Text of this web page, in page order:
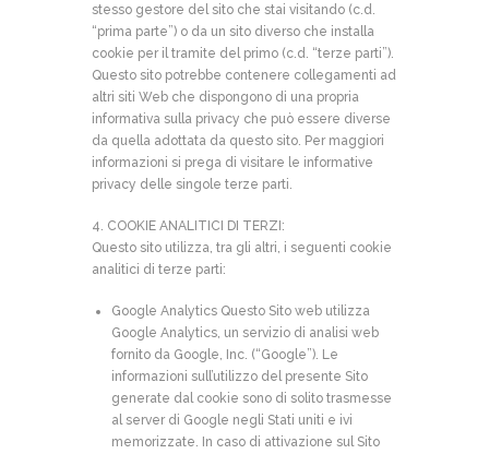
stesso gestore del sito che stai visitando (c.d.
“prima parte”) o da un sito diverso che installa
cookie per il tramite del primo (c.d. “terze parti”).
Questo sito potrebbe contenere collegamenti ad
altri siti Web che dispongono di una propria
informativa sulla privacy che può essere diverse
da quella adottata da questo sito. Per maggiori
informazioni si prega di visitare le informative
privacy delle singole terze parti.
4. COOKIE ANALITICI DI TERZI:
Questo sito utilizza, tra gli altri, i seguenti cookie
analitici di terze parti:
Google Analytics Questo Sito web utilizza
Google Analytics, un servizio di analisi web
fornito da Google, Inc. (“Google”). Le
informazioni sull’utilizzo del presente Sito
generate dal cookie sono di solito trasmesse
al server di Google negli Stati uniti e ivi
memorizzate. In caso di attivazione sul Sito